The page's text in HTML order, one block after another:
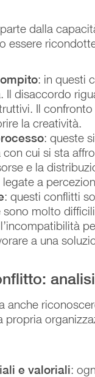
dalla
essere
: in questi
disaccordo
Il
la creatività.
: queste
con cui si sta
e la
a
: questi conflitti
molto
a una
anche
propria
e valoriali: